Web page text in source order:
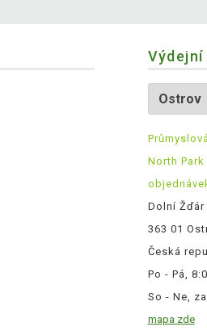
Výdejní
North
Dolní Žďár
363 01
Česká
Po - Pá,
So - Ne,
mapa zde